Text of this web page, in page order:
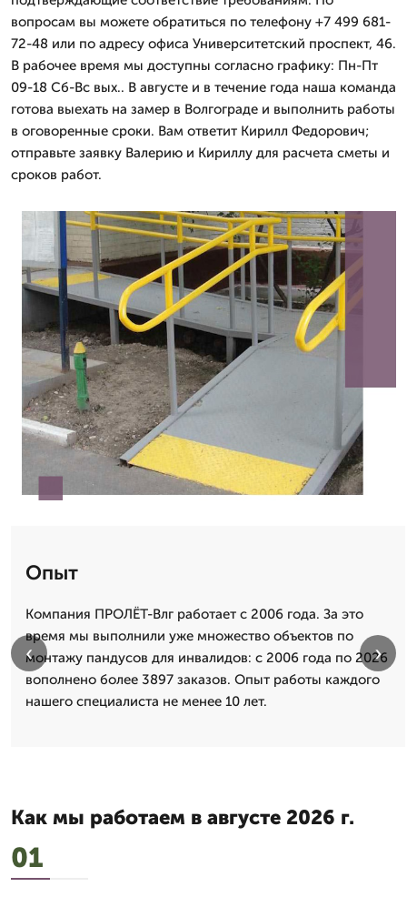
вопросам вы можете обратиться по телефону +7 499 681-
72-48 или по адресу офиса Университетский проспект, 46.
В рабочее время мы доступны согласно графику: Пн-Пт
09-18 Сб-Вс вых.. В августе и в течение года наша команда
готова выехать на замер в Волгограде и выполнить работы
в оговоренные сроки. Вам ответит Кирилл Федорович;
отправьте заявку Валерию и Кириллу для расчета сметы и
сроков работ.
Опыт
Компания ПРОЛЁТ-Влг работает с 2006 года. За это
время мы выполнили уже множество объектов по
монтажу пандусов для инвалидов: с 2006 года по 2026
вополнено более 3897 заказов. Опыт работы каждого
нашего специалиста не менее 10 лет.
‹ ›
Как мы работаем в августе 2026 г.
01